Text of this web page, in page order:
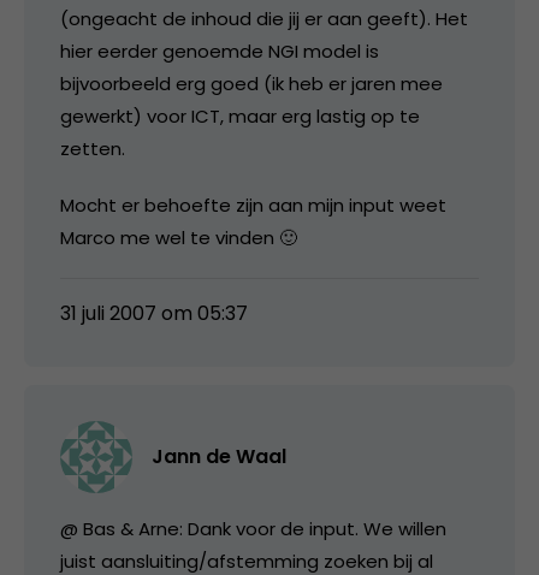
(ongeacht de inhoud die jij er aan geeft). Het
hier eerder genoemde NGI model is
bijvoorbeeld erg goed (ik heb er jaren mee
gewerkt) voor ICT, maar erg lastig op te
zetten.
Mocht er behoefte zijn aan mijn input weet
Marco me wel te vinden 🙂
31 juli 2007 om 05:37
Jann de Waal
@ Bas & Arne: Dank voor de input. We willen
juist aansluiting/afstemming zoeken bij al